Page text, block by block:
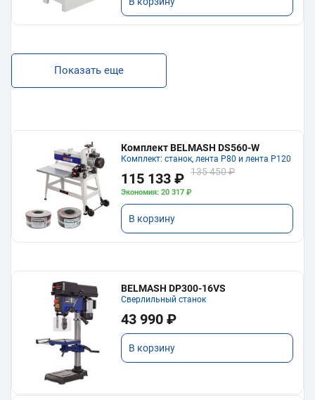
Показать еще
Комплект BELMASH DS560-W
Комплект: станок, лента P80 и лента P120
115 133 ₽ 135 450 ₽
Экономия: 20 317 ₽
В корзину
BELMASH DP300-16VS
Сверлильный станок
43 990 ₽
В корзину